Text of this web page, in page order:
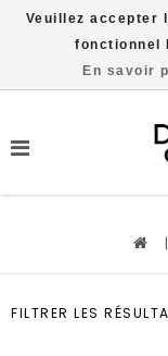
|
FILTRER LES
Veuillez accepter
fonctionnel
En savoir